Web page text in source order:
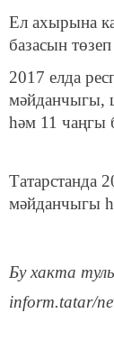
Ел ахырына
базасын
2017 елда
мәйданчыгы,
һәм 11 чаңгы
Татарстанда
мәйданчыгы
Бу хакта
inform.tatar/